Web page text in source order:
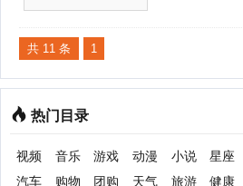
共 11 条 1
热门目录
视频 音乐 游戏 动漫 小说 星座
汽车
购物 团购 天气 旅游 健康